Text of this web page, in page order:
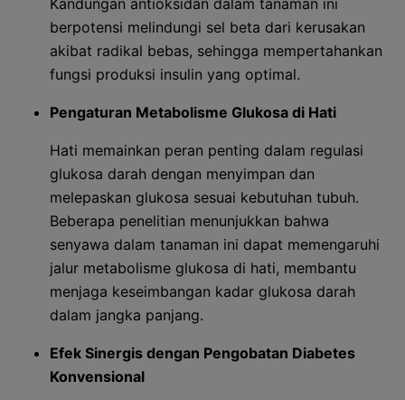
Kandungan antioksidan dalam tanaman ini
berpotensi melindungi sel beta dari kerusakan
akibat radikal bebas, sehingga mempertahankan
fungsi produksi insulin yang optimal.
Pengaturan Metabolisme Glukosa di Hati
Hati memainkan peran penting dalam regulasi
glukosa darah dengan menyimpan dan
melepaskan glukosa sesuai kebutuhan tubuh.
Beberapa penelitian menunjukkan bahwa
senyawa dalam tanaman ini dapat memengaruhi
jalur metabolisme glukosa di hati, membantu
menjaga keseimbangan kadar glukosa darah
dalam jangka panjang.
Efek Sinergis dengan Pengobatan Diabetes
Konvensional